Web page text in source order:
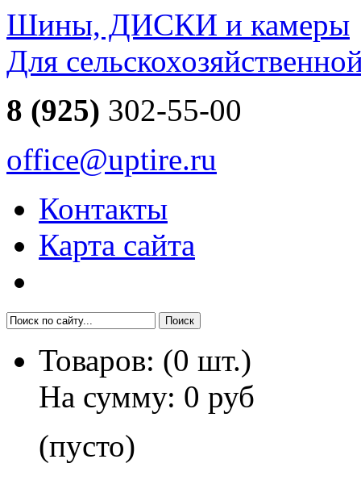
Шины, ДИСКИ и камеры
Для
8 (925) 302-55-00
office@uptire.ru
Контакты
Карта сайта
Товаров: (0 шт.)
На сумму: 0 руб
(пусто)